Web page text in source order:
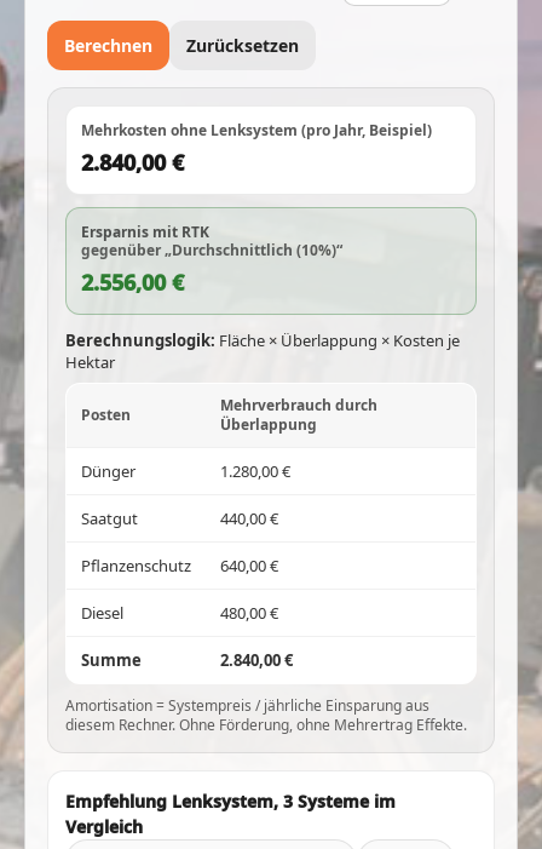
Berechnen Zurücksetzen
Mehrkosten ohne Lenksystem (pro Jahr, Beispiel)
2.840,00 €
Ersparnis mit RTK
gegenüber „Durchschnittlich (10%)“
2.556,00 €
Berechnungslogik: Fläche × Überlappung × Kosten je
Hektar
Posten
Mehrverbrauch durch
Überlappung
Dünger 1.280,00 €
Saatgut 440,00 €
Pflanzenschutz 640,00 €
Diesel 480,00 €
Summe 2.840,00 €
Amortisation = Systempreis / jährliche Einsparung aus
diesem Rechner. Ohne Förderung, ohne Mehrertrag Effekte.
Empfehlung Lenksystem, 3 Systeme im
Vergleich